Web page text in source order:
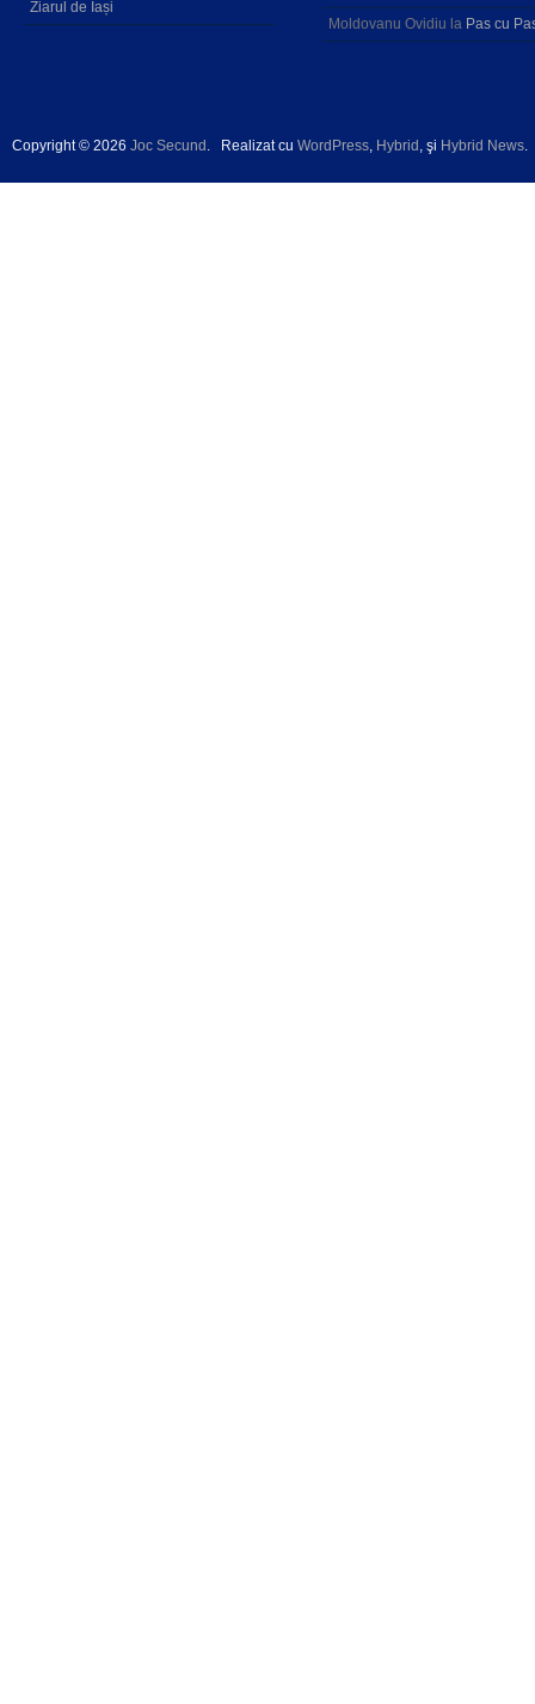
Ziarul de Iași
Moldovanu Ovidiu la Pas cu
Copyright © 2026 Joc Secund . Realizat cu WordPress, Hybrid , şi Hybrid News.